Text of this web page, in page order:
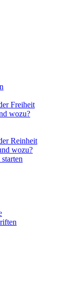
Freiheit
wozu?
Reinheit
wozu?